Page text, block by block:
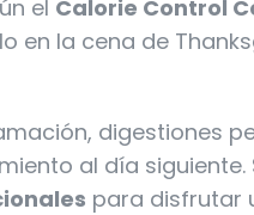
el Calorie Control
en la cena de
digestiones
al día
para disfrutar